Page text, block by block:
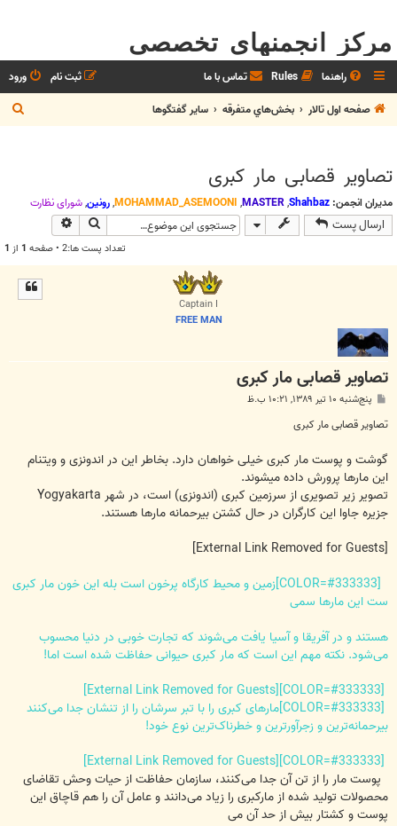
مرکز انجمنهای تخصصی
راهنما Rules تماس با ما ورود
ثبت نام
صفحه اول تالار
بخش‌‌هاي متفرقه ساير گفتگوها
س
تصاویر قصابی مار کبری
مدیران انجمن: Shahbaz
,
MASTER
,
MOHAMMAD_ASEMOONI
,رونین,شوراي نظارت
ارسال پست جستجو
تعداد پست ها:2 • صفحه 1 از 1
Captain I
FREE MAN
تصاویر قصابی مار کبری
س
ت
پنج‌شنبه ۱۰ تیر ۱۳۸۹, ۱۰:۲۱ ب.ظ
تصاویر قصابی مار کبری
گوشت و پوست مار کبری خیلی خواهان دارد. بخاطر این در اندونزی و ویتنام
این مارها پرورش داده میشوند.
تصویر زیر تصویری از سرزمین کبری (اندونزی) است، در شهر Yogyakarta
جزیره جاوا این کارگران در حال کشتن بیرحمانه مارها هستند.
[External Link Removed for Guests]
[COLOR=#333333]زمین و محیط کارگاه پرخون است بله این خون مار کبری
ست این مارها سمی
هستند و در آفریقا و آسیا یافت می‌شوند که تجارت خوبی در دنیا محسوب
می‌شود. نکته مهم این است که مار کبری حیوانی حفاظت شده است اما!
[COLOR=#333333]
[External Link Removed for Guests]
[COLOR=#333333]مارهای کبری را با تبر سرشان را از تنشان جدا می‌کنند
بیرحمانه‌ترین و زجرآورترین و خطرناک‌ترین نوع خود!
[COLOR=#333333]
[External Link Removed for Guests]
پوست مار را از تن آن جدا می‌کنند، سازمان حفاظت از حیات وحش تقاضای
محصولات تولید شده از مارکبری را زیاد می‌دانند و عامل آن را هم قاچاق این
پوست و کشتار بیش از حد آن می‌